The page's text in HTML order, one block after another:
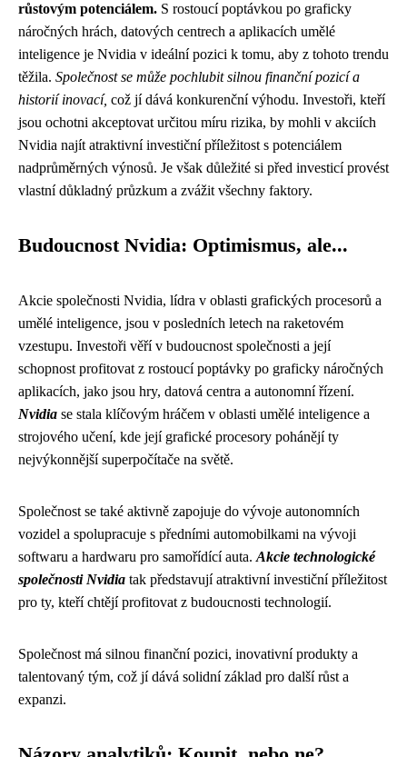
růstovým potenciálem. S rostoucí poptávkou po graficky
náročných hrách, datových centrech a aplikacích umělé
inteligence je Nvidia v ideální pozici k tomu, aby z tohoto trendu
těžila. Společnost se může pochlubit silnou finanční pozicí a
historií inovací, což jí dává konkurenční výhodu. Investoři, kteří
jsou ochotni akceptovat určitou míru rizika, by mohli v akciích
Nvidia najít atraktivní investiční příležitost s potenciálem
nadprůměrných výnosů. Je však důležité si před investicí provést
vlastní důkladný průzkum a zvážit všechny faktory.
Budoucnost Nvidia: Optimismus, ale...
Akcie společnosti Nvidia, lídra v oblasti grafických procesorů a
umělé inteligence, jsou v posledních letech na raketovém
vzestupu. Investoři věří v budoucnost společnosti a její
schopnost profitovat z rostoucí poptávky po graficky náročných
aplikacích, jako jsou hry, datová centra a autonomní řízení.
Nvidia se stala klíčovým hráčem v oblasti umělé inteligence a
strojového učení, kde její grafické procesory pohánějí ty
nejvýkonnější superpočítače na světě.
Společnost se také aktivně zapojuje do vývoje autonomních
vozidel a spolupracuje s předními automobilkami na vývoji
softwaru a hardwaru pro samořídící auta.Akcie technologické
společnosti Nvidia tak představují atraktivní investiční příležitost
pro ty, kteří chtějí profitovat z budoucnosti technologií.
Společnost má silnou finanční pozici, inovativní produkty a
talentovaný tým, což jí dává solidní základ pro další růst a
expanzi.